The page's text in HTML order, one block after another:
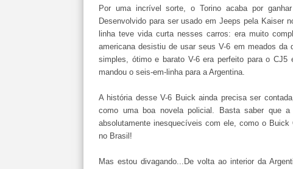
Por uma incrível sorte, o Torino acaba por
Desenvolvido para ser usado em Jeeps pela Kaiser
linha teve vida curta nesses carros: era muito
americana desistiu de usar seus V-6 em meados
simples, ótimo e barato V-6 era perfeito para o
mandou o seis-em-linha para a Argentina.
A história desse V-6 Buick ainda precisa ser
como uma boa novela policial. Basta saber que
absolutamente inesquecíveis com ele, como o
no Brasil!
Mas estou divagando...De volta ao interior da